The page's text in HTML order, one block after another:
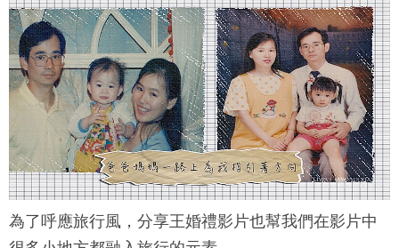
為了呼應旅行風，分享王婚禮影片也幫我們在影片中